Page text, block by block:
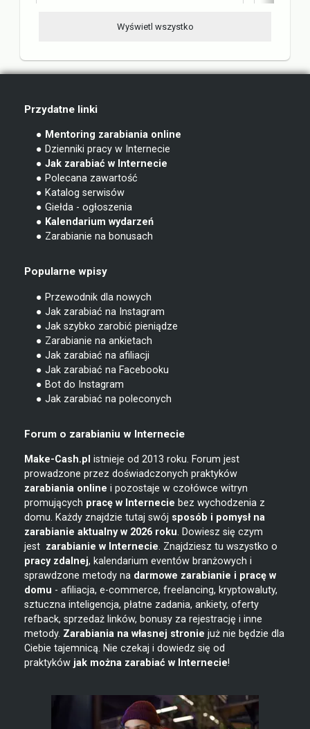
Wyświetl wszystko
Przydatne linki
● Mentoring zarabiania online
● Dzienniki pracy w Internecie
● Jak zarabiać w Internecie
● Polecana zawartość
● Katalog serwisów
● Giełda - ogłoszenia
● Kalendarium wydarzeń
● Zarabianie na bonusach
Popularne wpisy
● Przewodnik dla nowych
● Jak zarabiać na Instagram
● Jak szybko zarobić pieniądze
● Zarabianie na ankietach
● Jak zarabiać na afiliacji
● Jak zarabiać na Facebooku
● Bot do Instagram
● Jak zarabiać na poleconych
Forum o zarabianiu w Internecie
Make-Cash.pl istnieje od 2013 roku. Forum jest
prowadzone przez doświadczonych praktyków
zarabiania online i pozostaje w czołówce witryn
promujących pracę w Internecie bez wychodzenia z
domu. Każdy znajdzie tutaj swój sposób i pomysł na
zarabianie aktualny w 2026 roku. Dowiesz się czym
jest zarabianie w Internecie. Znajdziesz tu wszystko o
pracy zdalnej, kalendarium eventów branżowych i
sprawdzone metody na darmowe zarabianie i pracę w
domu - afiliacja, e-commerce, freelancing, kryptowaluty,
sztuczna inteligencja, płatne zadania, ankiety, oferty
refback, sprzedaż linków, bonusy za rejestrację i inne
metody. Zarabiania na własnej stronie już nie będzie dla
Ciebie tajemnicą. Nie czekaj i dowiedz się od
praktyków jak można zarabiać w Internecie!